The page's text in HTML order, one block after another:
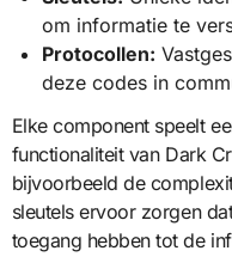
om informatie te
Protocollen:
deze codes in
Elke component speelt
functionaliteit van Dark
bijvoorbeeld de
sleutels ervoor zorgen
toegang hebben tot de